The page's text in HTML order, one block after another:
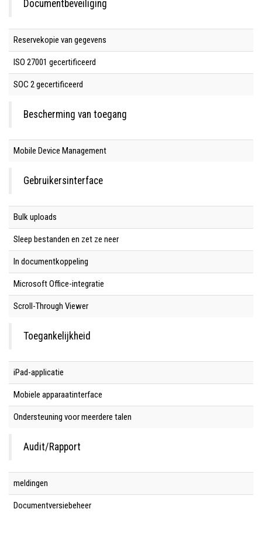
Documentbeveiliging
Reservekopie van gegevens
ISO 27001 gecertificeerd
SOC 2 gecertificeerd
Bescherming van toegang
Mobile Device Management
Gebruikersinterface
Bulk uploads
Sleep bestanden en zet ze neer
In documentkoppeling
Microsoft Office-integratie
Scroll-Through Viewer
Toegankelijkheid
iPad-applicatie
Mobiele apparaatinterface
Ondersteuning voor meerdere talen
Audit/Rapport
meldingen
Documentversiebeheer